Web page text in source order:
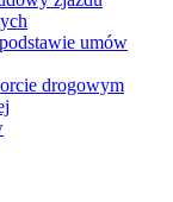
umów
drogowym